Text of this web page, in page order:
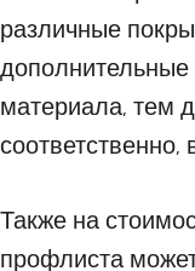
различные
материала, тем
соответственно,
Также на
профлиста